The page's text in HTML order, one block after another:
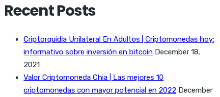
Recent Posts
Criptorquidia Unilateral En Adultos | Criptomonedas hoy:
informativo sobre inversión en bitcoin December 18,
2021
Valor Criptomoneda Chia | Las mejores 10
criptomonedas con mayor potencial en 2022 December